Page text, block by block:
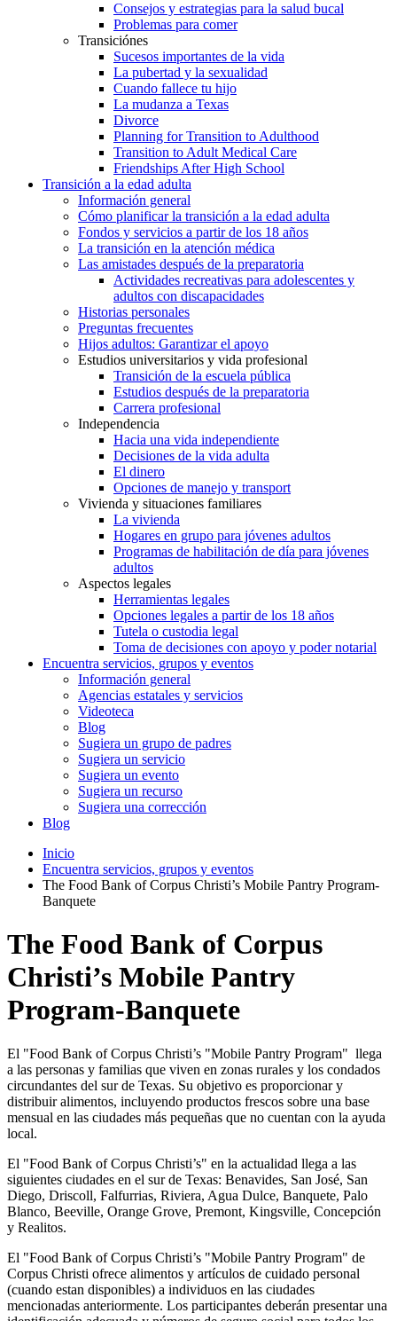
Consejos y estrategias para la salud bucal
Problemas para comer
Transiciónes
Sucesos importantes de la vida
La pubertad y la sexualidad
Cuando fallece tu hijo
La mudanza a Texas
Divorce
Planning for Transition to Adulthood
Transition to Adult Medical Care
Friendships After High School
Transición a la edad adulta
Información general
Cómo planificar la transición a la edad adulta
Fondos y servicios a partir de los 18 años
La transición en la atención médica
Las amistades después de la preparatoria
Actividades recreativas para adolescentes y
adultos con discapacidades
Historias personales
Preguntas frecuentes
Hijos adultos: Garantizar el apoyo
Estudios universitarios y vida profesional
Transición de la escuela pública
Estudios después de la preparatoria
Carrera profesional
Independencia
Hacia una vida independiente
Decisiones de la vida adulta
El dinero
Opciones de manejo y transport
Vivienda y situaciones familiares
La vivienda
Hogares en grupo para jóvenes adultos
Programas de habilitación de día para jóvenes
adultos
Aspectos legales
Herramientas legales
Opciones legales a partir de los 18 años
Tutela o custodia legal
Toma de decisiones con apoyo y poder notarial
Encuentra servicios, grupos y eventos
Información general
Agencias estatales y servicios
Videoteca
Blog
Sugiera un grupo de padres
Sugiera un servicio
Sugiera un evento
Sugiera un recurso
Sugiera una corrección
Blog
Inicio
Encuentra servicios, grupos y eventos
The Food Bank of Corpus Christi’s Mobile Pantry Program-
Banquete
The Food Bank of Corpus
Christi’s Mobile Pantry
Program-Banquete
El "Food Bank of Corpus Christi’s "Mobile Pantry Program" llega
a las personas y familias que viven en zonas rurales y los condados
circundantes del sur de Texas. Su objetivo es proporcionar y
distribuir alimentos, incluyendo productos frescos sobre una base
mensual en las ciudades más pequeñas que no cuentan con la ayuda
local.
El "Food Bank of Corpus Christi’s" en la actualidad llega a las
siguientes ciudades en el sur de Texas: Benavides, San José, San
Diego, Driscoll, Falfurrias, Riviera, Agua Dulce, Banquete, Palo
Blanco, Beeville, Orange Grove, Premont, Kingsville, Concepción
y Realitos.
El "Food Bank of Corpus Christi’s "Mobile Pantry Program" de
Corpus Christi ofrece alimentos y artículos de cuidado personal
(cuando estan disponibles) a individuos en las ciudades
mencionadas anteriormente. Los participantes deberán presentar una